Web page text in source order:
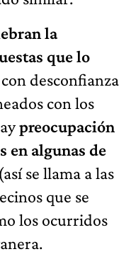
la
que lo
desconfianza
con los
preocupación
en algunas de
(así se llama a las
que se
los ocurridos